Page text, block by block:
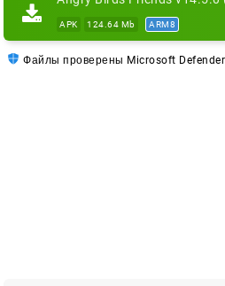
APK 124.64 Mb ARM8
Файлы проверены Microsoft Defender